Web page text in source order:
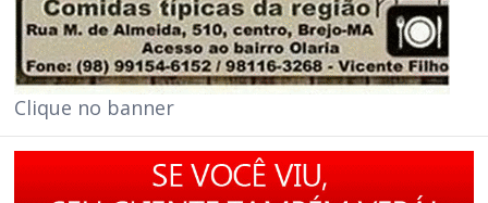
Clique no banner